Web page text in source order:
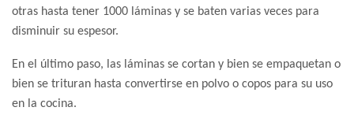
otras hasta tener 1000 láminas y se baten varias veces para
disminuir su espesor.
En el último paso, las láminas se cortan y bien se empaquetan o
bien se trituran hasta convertirse en polvo o copos para su uso
en la cocina.